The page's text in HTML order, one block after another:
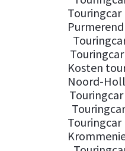
Touringcar
Purmerend
Kosten
Noord-
Touringcar